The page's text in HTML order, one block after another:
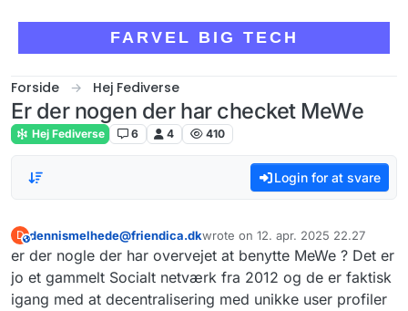
FARVEL BIG TECH
Forside Hej Fediverse
Er der nogen der har checket MeWe
Hej Fediverse 6 4 410
Login for at svare
DThis user is from outside of this forum
dennismelhede@friendica.dkwrote on 12. apr. 2025 22.27
sidst redigeret af
er der nogle der har overvejet at benytte MeWe ? Det er
jo et gammelt Socialt netværk fra 2012 og de er faktisk
igang med at decentralisering med unikke user profiler